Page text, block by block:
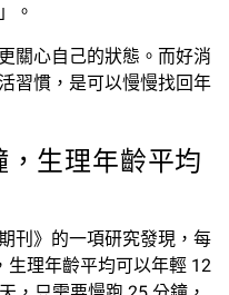
。
關心自己的狀態。而好消
習慣，是可以慢慢找回年
生理年齡平均
刊》的一項研究發現，每
生理年齡平均可以年輕 12